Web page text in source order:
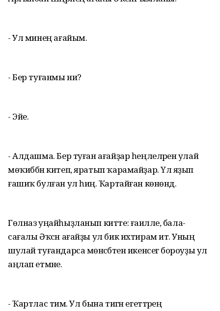
- Ул минең ағайым.
- Бер туғанмы ни?
- Эйе.
- Алдашма. Бер туған ағайҙар һеңлеләренә улай
мөҡиббән китеп, яратып ҡарамайҙар. Үлә яҙып
ғашиҡ булған ул һиңә. Ҡартайған көнөндә.
Гөлназ уңайһыҙланып китте: ғаиләле, бала-
сағалы Әҡсән ағайҙы ул бик ихтирам итә. Уның
шулай туғандарса мөнәсәбәтен икенсегә бороуҙы ул
аңлап етмәне.
- Ҡартлас тимә. Ул бына тигән егеттәреңә